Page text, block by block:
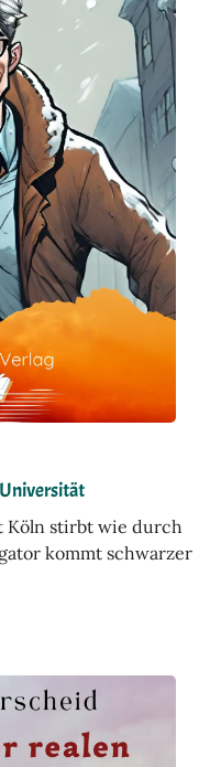
Köln stirbt wie durch
kommt schwarzer